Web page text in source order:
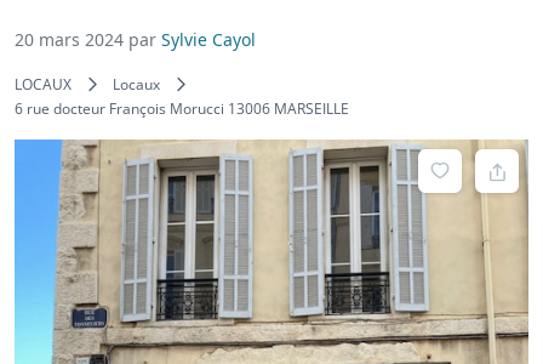
20 mars 2024 par Sylvie Cayol
LOCAUX
Locaux
6 rue docteur François Morucci 13006 MARSEILLE